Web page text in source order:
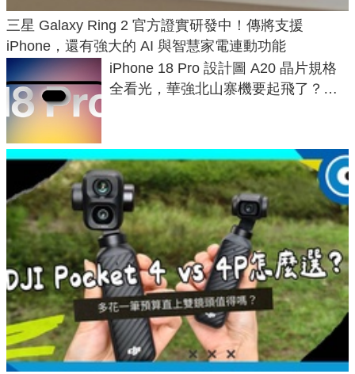
三星 Galaxy Ring 2 官方證實研發中！傳將支援
iPhone，還有強大的 AI 與智慧家電連動功能
iPhone 18 Pro 設計圖 A20 晶片規格
全看光，華強北山寨機要起飛了？專